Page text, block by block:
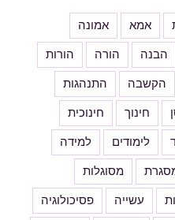
אמא אמונה
הבנה הורה הורות
הקשבה התנהגות
חינוך חינוכית
לימודים למידה
מסוגלות
עשייה פסיכולוגיה